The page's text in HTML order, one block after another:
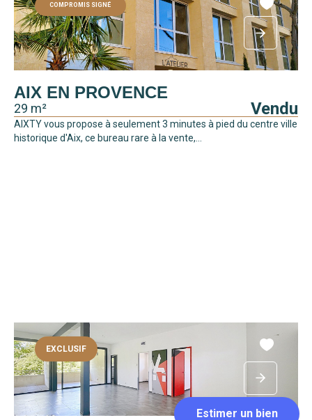
COMPROMIS SIGNÉ
AIX EN PROVENCE
29 m² Vendu
AIXTY vous propose à seulement 3 minutes à pied du centre ville
historique d'Aix, ce bureau rare à la vente,...
EXCLUSIF